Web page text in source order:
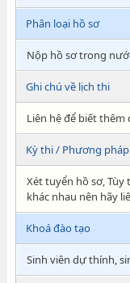
Phân loại hồ sơ
Nộp hồ sơ trong
Ghi chú về lịch thi
Liên hệ để biết thêm
Kỳ thi / Phương
Xét tuyển hồ sơ,
khác nhau nên hãy
Khoá đào tạo
Sinh viên dự thính,